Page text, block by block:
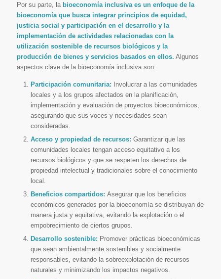
Por su parte, la bioeconomía inclusiva es un enfoque de la
bioeconomía que busca integrar principios de equidad,
justicia social y participación en el desarrollo y la
implementación de actividades relacionadas con la
utilización sostenible de recursos biológicos y la
producción de bienes y servicios basados en ellos. Algunos
aspectos clave de la bioeconomía inclusiva son:
Participación comunitaria: Involucrar a las comunidades
locales y a los grupos afectados en la planificación,
implementación y evaluación de proyectos bioeconómicos,
asegurando que sus voces y necesidades sean
consideradas.
Acceso y propiedad de recursos: Garantizar que las
comunidades locales tengan acceso equitativo a los
recursos biológicos y que se respeten los derechos de
propiedad intelectual y tradicionales sobre el conocimiento
local.
Beneficios compartidos: Asegurar que los beneficios
económicos generados por la bioeconomía se distribuyan de
manera justa y equitativa, evitando la explotación o el
empobrecimiento de ciertos grupos.
Desarrollo sostenible: Promover prácticas bioeconómicas
que sean ambientalmente sostenibles y socialmente
responsables, evitando la sobreexplotación de recursos
naturales y minimizando los impactos negativos.